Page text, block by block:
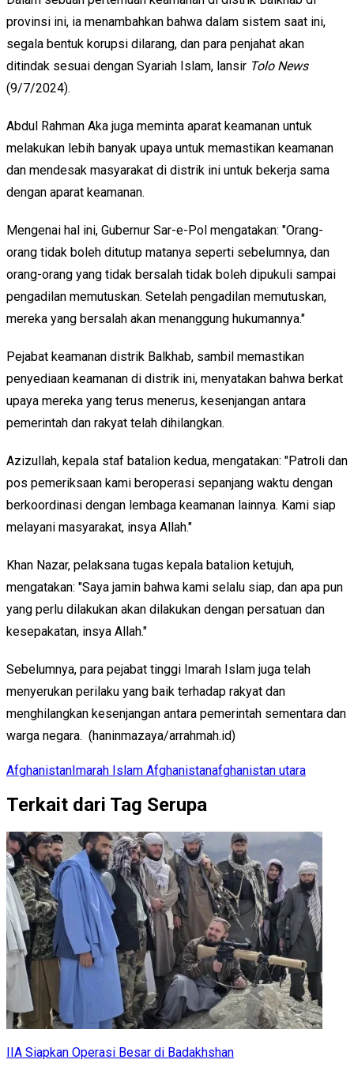
provinsi ini, ia menambahkan bahwa dalam sistem saat ini,
segala bentuk korupsi dilarang, dan para penjahat akan
ditindak sesuai dengan Syariah Islam, lansir Tolo News
(9/7/2024).
Abdul Rahman Aka juga meminta aparat keamanan untuk
melakukan lebih banyak upaya untuk memastikan keamanan
dan mendesak masyarakat di distrik ini untuk bekerja sama
dengan aparat keamanan.
Mengenai hal ini, Gubernur Sar-e-Pol mengatakan: "Orang-
orang tidak boleh ditutup matanya seperti sebelumnya, dan
orang-orang yang tidak bersalah tidak boleh dipukuli sampai
pengadilan memutuskan. Setelah pengadilan memutuskan,
mereka yang bersalah akan menanggung hukumannya."
Pejabat keamanan distrik Balkhab, sambil memastikan
penyediaan keamanan di distrik ini, menyatakan bahwa berkat
upaya mereka yang terus menerus, kesenjangan antara
pemerintah dan rakyat telah dihilangkan.
Azizullah, kepala staf batalion kedua, mengatakan: "Patroli dan
pos pemeriksaan kami beroperasi sepanjang waktu dengan
berkoordinasi dengan lembaga keamanan lainnya. Kami siap
melayani masyarakat, insya Allah."
Khan Nazar, pelaksana tugas kepala batalion ketujuh,
mengatakan: "Saya jamin bahwa kami selalu siap, dan apa pun
yang perlu dilakukan akan dilakukan dengan persatuan dan
kesepakatan, insya Allah."
Sebelumnya, para pejabat tinggi Imarah Islam juga telah
menyerukan perilaku yang baik terhadap rakyat dan
menghilangkan kesenjangan antara pemerintah sementara dan
warga negara. (haninmazaya/arrahmah.id)
AfghanistanImarah Islam Afghanistanafghanistan utara
Terkait dari Tag Serupa
IIA Siapkan Operasi Besar di Badakhshan